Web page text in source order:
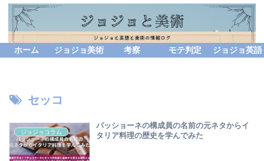
ホーム ジョジョ美術 考察 モテ判定 ジョジョ英語
セッコ
ジョジョコラム
パッショーネの構成員の名前の元ネタからイ
タリア料理の歴史を学んでみた